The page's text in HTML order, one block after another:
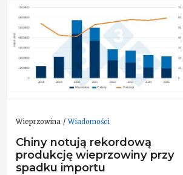
Wieprzowina Wiadomości
Chiny notują rekordową
produkcję wieprzowiny przy
spadku importu